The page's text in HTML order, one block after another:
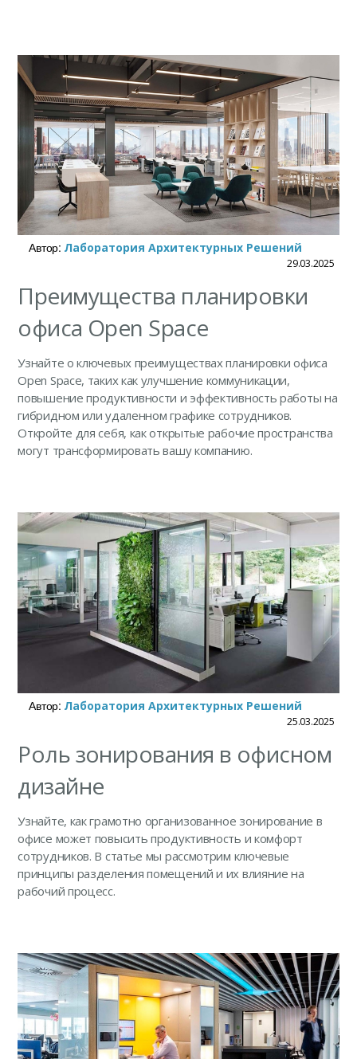
Автор: Лаборатория Архитектурных Решений
29.03.2025
Преимущества планировки
офиса Open Space
Узнайте о ключевых преимуществах планировки офиса
Open Space, таких как улучшение коммуникации,
повышение продуктивности и эффективность работы на
гибридном или удаленном графике сотрудников.
Откройте для себя, как открытые рабочие пространства
могут трансформировать вашу компанию.
Автор: Лаборатория Архитектурных Решений
25.03.2025
Роль зонирования в офисном
дизайне
Узнайте, как грамотно организованное зонирование в
офисе может повысить продуктивность и комфорт
сотрудников. В статье мы рассмотрим ключевые
принципы разделения помещений и их влияние на
рабочий процесс.